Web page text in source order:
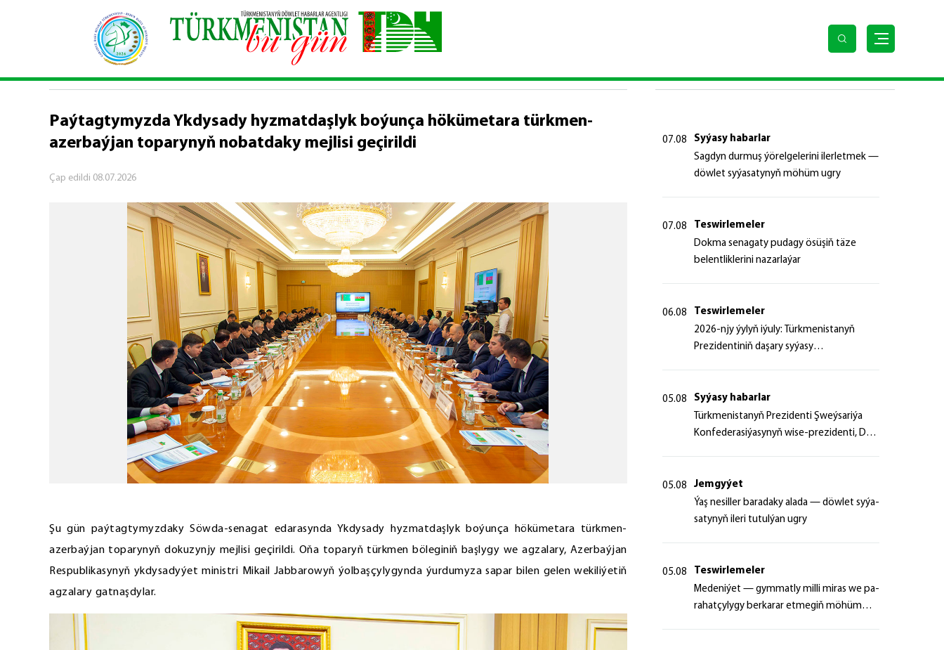
Baş sahypa \ Syýasy habarlar \ Paýtagtymyzda Ykdysady hyzmatdaşlyk boýunça hökümetara türkmen-azerbaýjan toparynyň nobatdaky mejlisi geçirildi
SYÝASY HABARLAR
Paýtagtymyzda Ykdysady hyzmatdaşlyk boýunça hökümetara türkmen-
azerbaýjan toparynyň nobatdaky mejlisi geçirildi
Çap edildi 08.07.2026
Şu gün paýtagtymyzdaky Söwda-senagat edarasynda Ykdysady hyzmatdaşlyk boýunça hökümetara türkmen-
azerbaýjan toparynyň dokuzynjy mejlisi geçirildi. Oňa toparyň türkmen böleginiň başlygy we agzalary, Azerbaýjan
Respublikasynyň ykdysadyýet ministri Mikail Jabbarowyň ýolbaşçylygynda ýurdumyza sapar bilen gelen wekiliýetiň
agzalary gatnaşdylar.
07.08
Syýasy habarlar
Sagdyn durmuş ýörelgelerini ilerletmek —
döwlet syýasatynyň möhüm ugry
07.08
Teswirlemeler
Dokma senagaty pudagy ösüşiň täze
belentliklerini nazarlaýar
06.08
Teswirlemeler
2026-njy ýylyň iýuly: Türkmenistanyň
Prezidentiniň daşary syýasy
05.08
Syýasy habarlar
Türk­me­nis­ta­nyň Prezidenti Şweý­sa­ri­ýa
Kon­fe­de­ra­si­ýa­sy­nyň wi­se-prezidenti, Da­
05.08
Jemgyýet
Ýaş ne­sil­ler ba­ra­da­ky ala­da — döw­let sy­ýa­
sa­ty­nyň ile­ri tu­tul­ýan ug­ry
05.08
Teswirlemeler
Me­de­ni­ýet — gym­mat­ly milli mi­ras we pa­
ra­hat­çy­ly­gy ber­ka­rar et­me­giň mö­hüm